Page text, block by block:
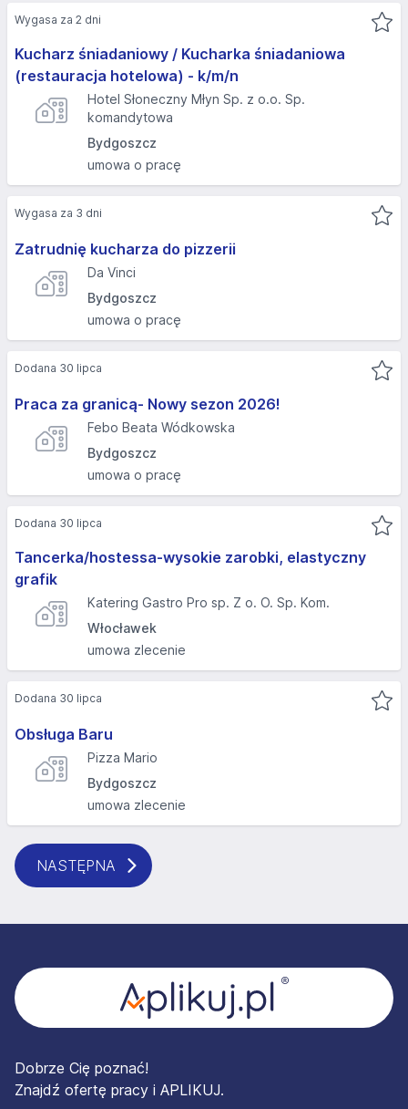
Kucharz śniadaniowy / Kucharka śniadaniowa
(restauracja hotelowa) - k/m/n
Hotel Słoneczny Młyn Sp. z o.o. Sp.
komandytowa
Bydgoszcz
umowa o pracę
Wygasa za 2 dni
Zatrudnię kucharza do pizzerii
Da Vinci
Bydgoszcz
umowa o pracę
Wygasa za 3 dni
Praca za granicą- Nowy sezon 2026!
Febo Beata Wódkowska
Bydgoszcz
umowa o pracę
Dodana 30 lipca
Tancerka/hostessa-wysokie zarobki, elastyczny
grafik
Katering Gastro Pro sp. Z o. O. Sp. Kom.
Włocławek
umowa zlecenie
Dodana 30 lipca
Obsługa Baru
Pizza Mario
Bydgoszcz
umowa zlecenie
Dodana 30 lipca
NASTĘPNA
Dobrze Cię poznać!
Znajdź ofertę pracy i APLIKUJ.